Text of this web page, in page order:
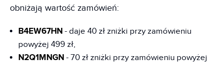
obniżają wartość zamówień:
B4EW67HN - daje 40 zł zniżki przy zamówieniu
powyżej 499 zł,
N2Q1MNGN - 70 zł zniżki przy zamówieniu powyżej